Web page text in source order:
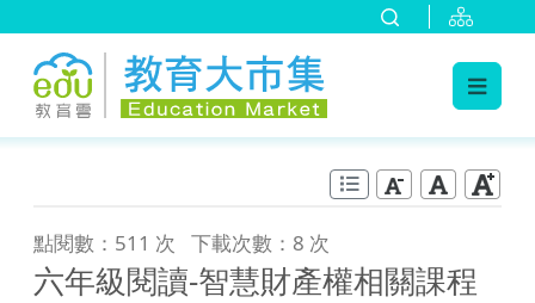
點閱數：511 次 下載次數：8 次
六年級閱讀-智慧財產權相關課程